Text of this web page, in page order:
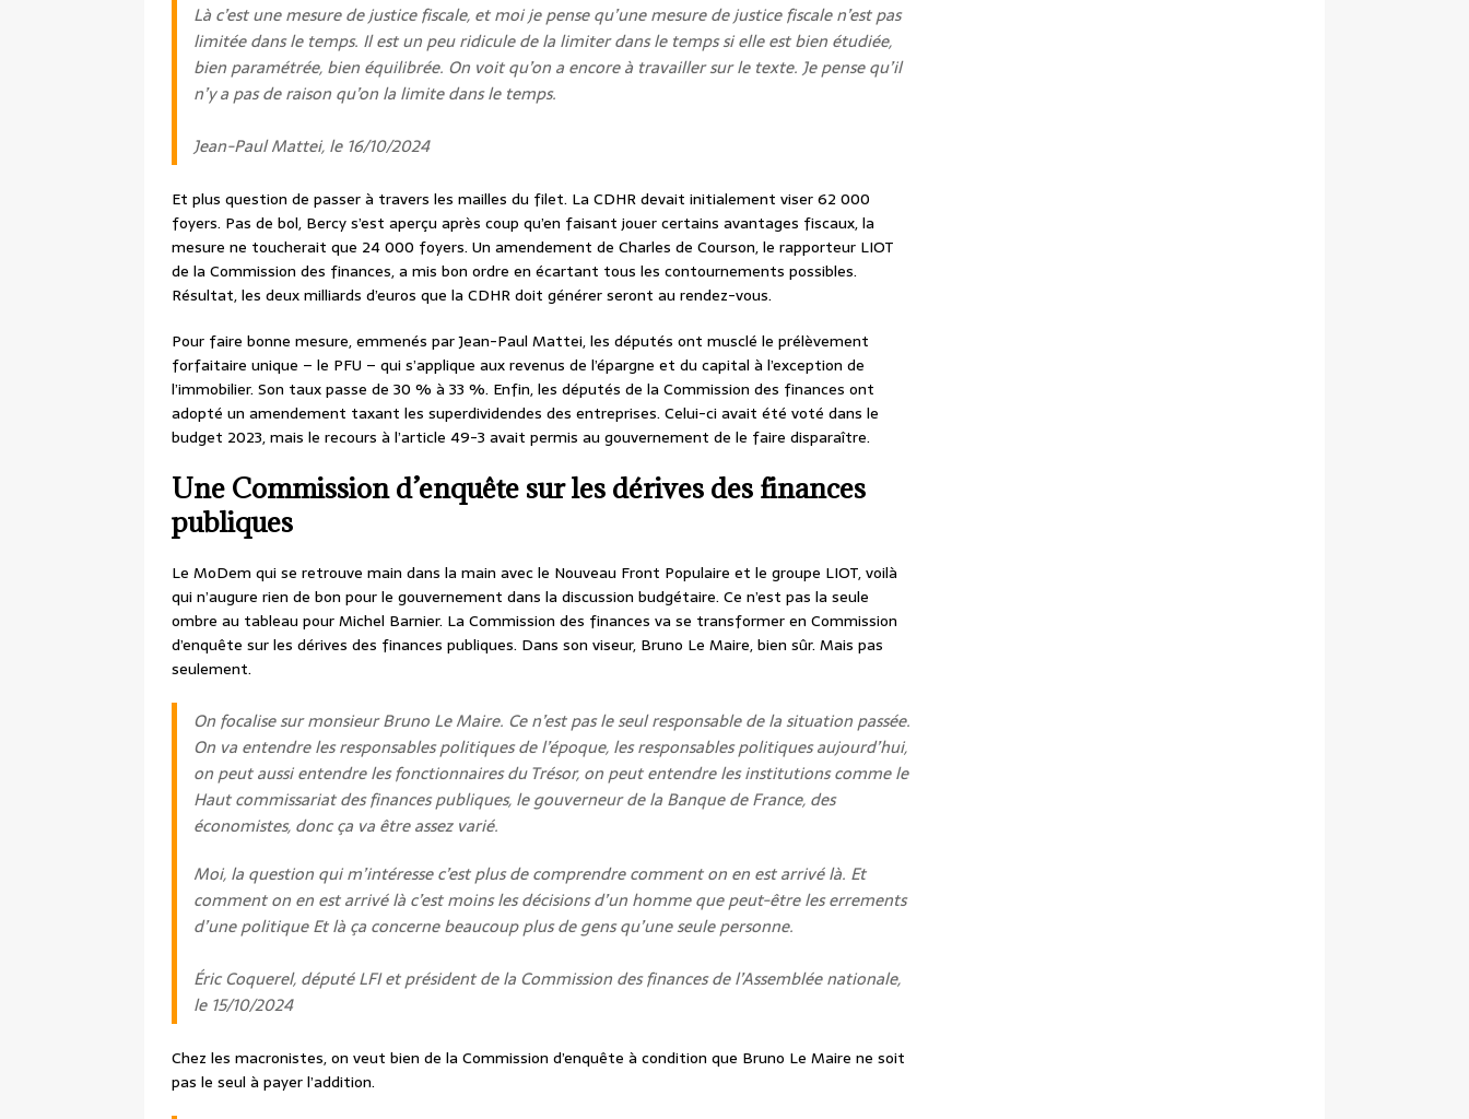
Là c’est une mesure de justice fiscale, et moi je pense qu’une mesure de justice fiscale n’est pas
limitée dans le temps. Il est un peu ridicule de la limiter dans le temps si elle est bien étudiée,
bien paramétrée, bien équilibrée. On voit qu’on a encore à travailler sur le texte. Je pense qu’il
n’y a pas de raison qu’on la limite dans le temps.
Jean-Paul Mattei, le 16/10/2024
Et plus question de passer à travers les mailles du filet. La CDHR devait initialement viser 62 000
foyers. Pas de bol, Bercy s’est aperçu après coup qu’en faisant jouer certains avantages fiscaux, la
mesure ne toucherait que 24 000 foyers. Un amendement de Charles de Courson, le rapporteur LIOT
de la Commission des finances, a mis bon ordre en écartant tous les contournements possibles.
Résultat, les deux milliards d’euros que la CDHR doit générer seront au rendez-vous.
Pour faire bonne mesure, emmenés par Jean-Paul Mattei, les députés ont musclé le prélèvement
forfaitaire unique – le PFU – qui s’applique aux revenus de l’épargne et du capital à l’exception de
l’immobilier. Son taux passe de 30 % à 33 %. Enfin, les députés de la Commission des finances ont
adopté un amendement taxant les superdividendes des entreprises. Celui-ci avait été voté dans le
budget 2023, mais le recours à l’article 49-3 avait permis au gouvernement de le faire disparaître.
Une Commission d’enquête sur les dérives des finances
publiques
Le MoDem qui se retrouve main dans la main avec le Nouveau Front Populaire et le groupe LIOT, voilà
qui n’augure rien de bon pour le gouvernement dans la discussion budgétaire. Ce n’est pas la seule
ombre au tableau pour Michel Barnier. La Commission des finances va se transformer en Commission
d’enquête sur les dérives des finances publiques. Dans son viseur, Bruno Le Maire, bien sûr. Mais pas
seulement.
On focalise sur monsieur Bruno Le Maire. Ce n’est pas le seul responsable de la situation passée.
On va entendre les responsables politiques de l’époque, les responsables politiques aujourd’hui,
on peut aussi entendre les fonctionnaires du Trésor, on peut entendre les institutions comme le
Haut commissariat des finances publiques, le gouverneur de la Banque de France, des
économistes, donc ça va être assez varié.
Moi, la question qui m’intéresse c’est plus de comprendre comment on en est arrivé là. Et
comment on en est arrivé là c’est moins les décisions d’un homme que peut-être les errements
d’une politique Et là ça concerne beaucoup plus de gens qu’une seule personne.
Éric Coquerel, député LFI et président de la Commission des finances de l’Assemblée nationale,
le 15/10/2024
Chez les macronistes, on veut bien de la Commission d’enquête à condition que Bruno Le Maire ne soit
pas le seul à payer l’addition.